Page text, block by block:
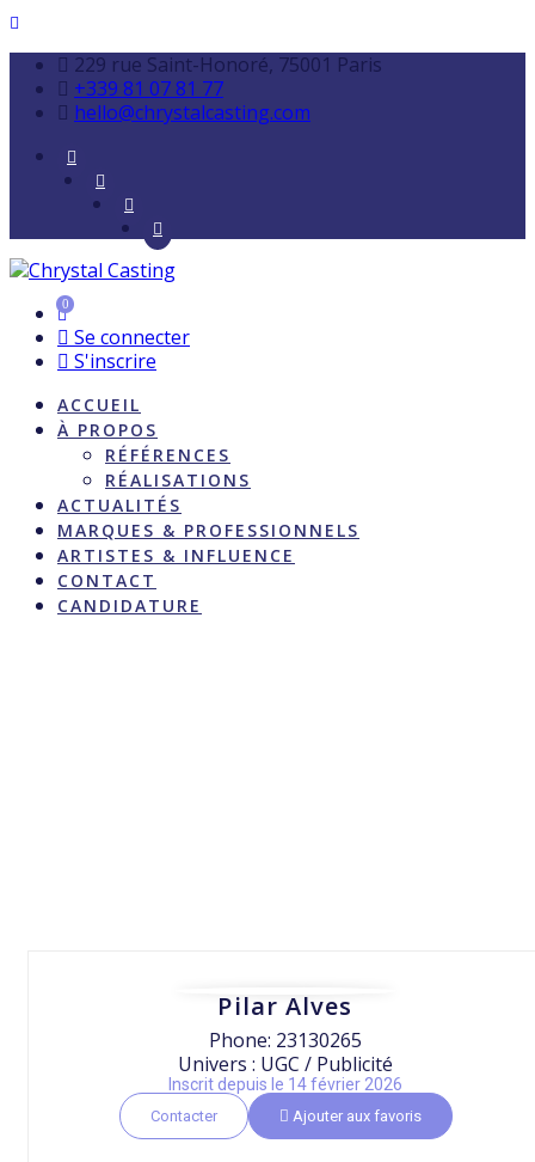
229 rue Saint-Honoré, 75001 Paris
+339 81 07 81 77
hello@chrystalcasting.com
0
Se connecter
S'inscrire
ACCUEIL
À PROPOS
RÉFÉRENCES
RÉALISATIONS
ACTUALITÉS
MARQUES & PROFESSIONNELS
ARTISTES & INFLUENCE
CONTACT
CANDIDATURE
Pilar Alves
Phone: 23130265
Univers : UGC / Publicité
Inscrit depuis le 14 février 2026
Contacter Ajouter aux favoris